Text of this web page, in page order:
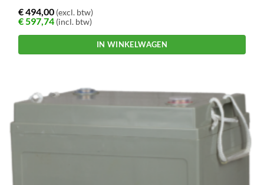
€494,00 (excl. btw)
€597,74 (incl. btw)
IN WINKELWAGEN